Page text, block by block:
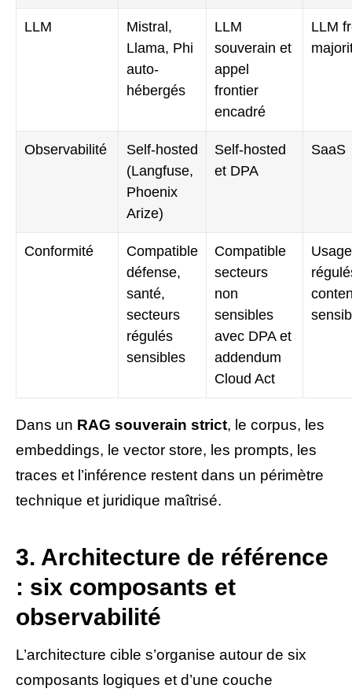
LLM
Mistral,
Llama, Phi
auto-
hébergés
LLM
souverain et
appel
frontier
encadré
LLM
Observabilité
Self-hosted
(Langfuse,
Phoenix
Arize)
Self-hosted
et DPA
SaaS
Conformité
Compatible
défense,
santé,
secteurs
régulés
sensibles
Compatible
secteurs
non
sensibles
avec DPA et
addendum
Cloud Act
Dans un RAG souverain strict, le corpus, les
embeddings, le vector store, les prompts, les
traces et l’inférence restent dans un périmètre
technique et juridique maîtrisé.
3. Architecture de référence
: six composants et
observabilité
L’architecture cible s’organise autour de six
composants logiques et d’une couche